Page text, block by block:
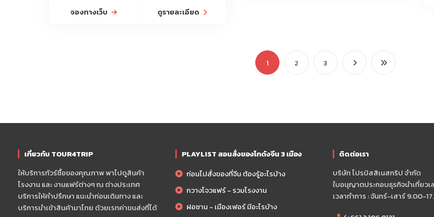
จองทางเว็บ ดูรายละเอียด
1 2 3
เกี่ยวกับ TOUR4TRIP
ให้บริการทัวร์ซื้อของคุณภาพ พาไปดูสินค้า
โรงงาน และ งานแฟร์ต่างๆ ณ ต่างประเทศ
บริการให้คำปรึกษา แนะนำก่อนเดินทาง และ
บริการนำเข้าสินค้ามาไทย ด้วยเรทค่าขนส่งที่ได้
PLAYLIST สอนสั่งของโกดังจีน 3 เมือง
ก่อนไปสั่งของที่จีน ต้องรู้อะไรบ้าง
กวางโจวแฟร์ - รวมโรงงาน
ฝอซาน - เมืองเฟอร์ มีอะไรบ้าง
ติดต่อเรา
บริษัท โปรบิสสิเนสทริป จำกัด
ใบอนุญาตประกอบธุรกิจนำเที่ยวเล
เวลาทำการ : จันทร์-เสาร์ 9.00-